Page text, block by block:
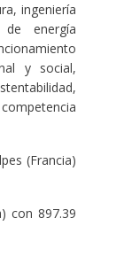
ingeniería
de energía
y social,
(Francia)
con 897.39